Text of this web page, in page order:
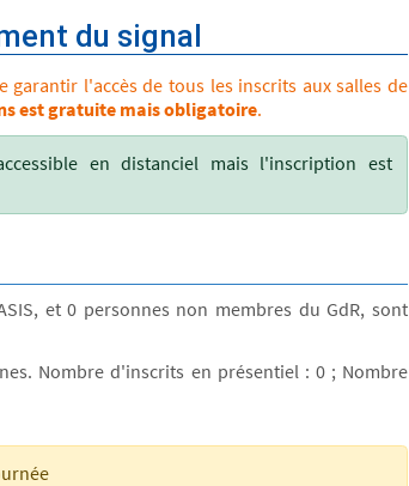
du signal
garantir l'accès de tous les inscrits aux salles de
est gratuite mais obligatoire.
en distanciel mais l'inscription est
et 0 personnes non membres du GdR, sont
Nombre d'inscrits en présentiel : 0 ; Nombre